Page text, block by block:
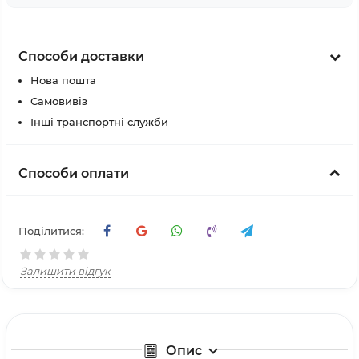
Способи доставки
Нова пошта
Самовивіз
Інші транспортні служби
Способи оплати
Поділитися:
Залишити відгук
Опис